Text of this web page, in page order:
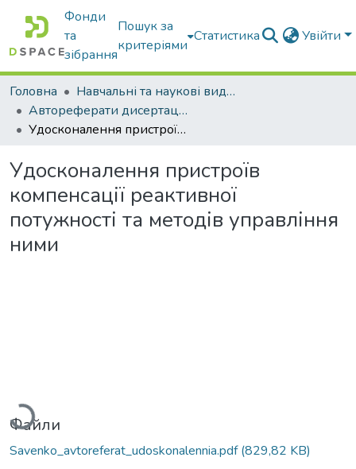
Фонди
та
зібрання
Пошук за
критеріями
Статистика Увійти
Головна
Навчальні та наукові видання
Автореферати дисертацій та дисертації
Удосконалення пристроїв компенсації реактивної потужності та методів управління ними
Удосконалення пристроїв
компенсації реактивної
потужності та методів управління
ними
Вантажиться...
Файли
Savenko_avtoreferat_udoskonalennia.pdf(829,82 KB)